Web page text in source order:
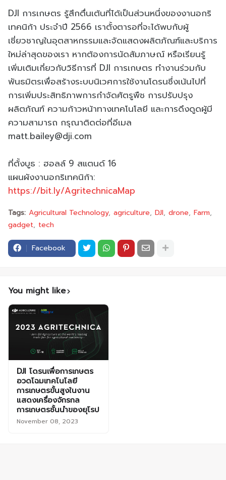
DJI การเกษตร รู้สึกตื่นเต้นที่ได้เป็นส่วนหนึ่งของงานอกริ
เทคนิก้า ประจำปี 2566 เราตั้งตารอที่จะได้พบกับผู้
เชี่ยวชาญในอุตสาหกรรมและจัดแสดงผลิตภัณฑ์และบริการ
ใหม่ล่าสุดของเรา หากต้องการนัดสัมภาษณ์ หรือเรียนรู้
เพิ่มเติมเกี่ยวกับวิธีการที่ DJI การเกษตร ทำงานร่วมกับ
พันธมิตรเพื่อสร้างระบบนิเวศการใช้งานโดรนซึ่งเน้นไปที่
การเพิ่มประสิทธิภาพการกำจัดศัตรูพืช การปรับปรุง
ผลิตภัณฑ์ ความก้าวหน้าทางเทคโนโลยี และการดึงดูดผู้มี
ความสามารถ กรุณาติดต่อที่อีเมล
matt.bailey@dji.com
ที่ตั้งบูธ : ฮอลล์ 9 สแตนด์ 16
แผนผังงานอกริเทคนิก้า:
https://bit.ly/AgritechnicaMap
Tags: Agricultural Technology agriculture DJI drone Farm
gadget tech
Facebook
You might like
DJI โดรนเพื่อการเกษตร
อวดโฉมเทคโนโลยี
การเกษตรขั้นสูงในงาน
แสดงเครื่องจักรกล
การเกษตรชั้นนำของยุโรป
November 08, 2023